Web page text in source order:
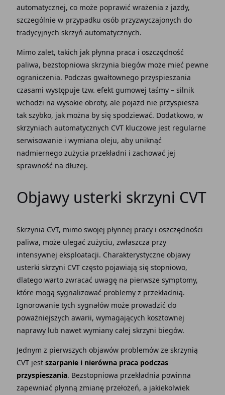
automatycznej, co może poprawić wrażenia z jazdy,
szczególnie w przypadku osób przyzwyczajonych do
tradycyjnych skrzyń automatycznych.
Mimo zalet, takich jak płynna praca i oszczędność
paliwa, bezstopniowa skrzynia biegów może mieć pewne
ograniczenia. Podczas gwałtownego przyspieszania
czasami występuje tzw. efekt gumowej taśmy – silnik
wchodzi na wysokie obroty, ale pojazd nie przyspiesza
tak szybko, jak można by się spodziewać. Dodatkowo, w
skrzyniach automatycznych CVT kluczowe jest regularne
serwisowanie i wymiana oleju, aby uniknąć
nadmiernego zużycia przekładni i zachować jej
sprawność na dłużej.
Objawy usterki skrzyni CVT
Skrzynia CVT, mimo swojej płynnej pracy i oszczędności
paliwa, może ulegać zużyciu, zwłaszcza przy
intensywnej eksploatacji. Charakterystyczne objawy
usterki skrzyni CVT często pojawiają się stopniowo,
dlatego warto zwracać uwagę na pierwsze symptomy,
które mogą sygnalizować problemy z przekładnią.
Ignorowanie tych sygnałów może prowadzić do
poważniejszych awarii, wymagających kosztownej
naprawy lub nawet wymiany całej skrzyni biegów.
Jednym z pierwszych objawów problemów ze skrzynią
CVT jest szarpanie i nierówna praca podczas
przyspieszania. Bezstopniowa przekładnia powinna
zapewniać płynną zmianę przełożeń, a jakiekolwiek